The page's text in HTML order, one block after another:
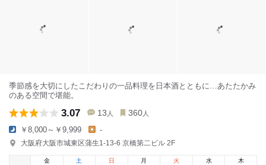
季節感を大切にしたこだわりの一品料理を日本酒とともに…あたたかみ
のある空間で堪能。
3.07 13 人 360 人
￥8,000～￥9,999 -
大阪府大阪市城東区蒲生1-13-6 京橋第二ビル 2F
金
土 日 月 火 水 木